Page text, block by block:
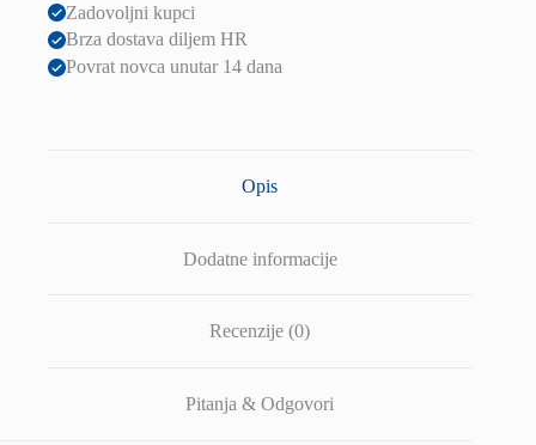
3000K
količina
Zadovoljni kupci
Brza dostava diljem HR
Povrat novca unutar 14 dana
Opis
Dodatne informacije
Recenzije (0)
Pitanja & Odgovori